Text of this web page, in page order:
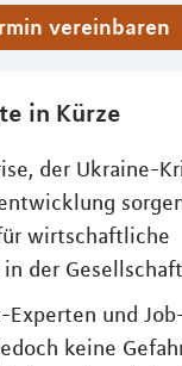
vereinbaren
in Kürze
der Ukraine-
wirtschaftliche
der
und
keine